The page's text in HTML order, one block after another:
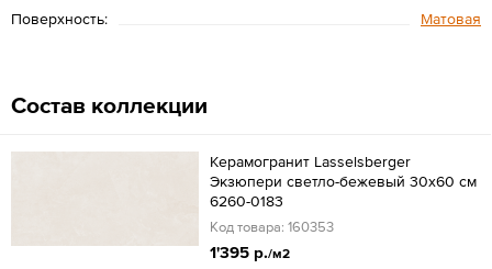
Поверхность:
Матовая
Состав коллекции
Керамогранит Lasselsberger
Экзюпери светло-бежевый 30x60 см
6260-0183
Код товара: 160353
1'395 р./м2